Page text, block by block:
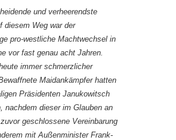
und verheerendste
diesem Weg war der
pro-westliche Machtwechsel in
vor fast genau acht Jahren.
immer schmerzlicher
Maidankämpfer hatten
Präsidenten Janukowitsch
nachdem dieser im Glauben an
geschlossene Vereinbarung
mit Außenminister Frank-